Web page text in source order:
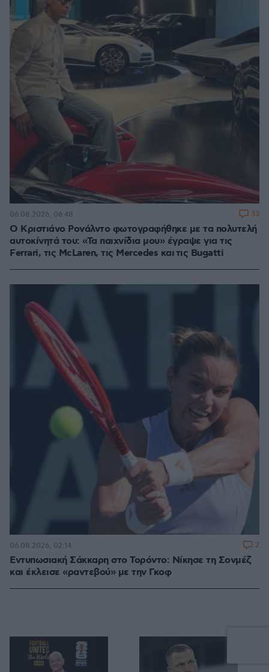
Ο Κριστιάνο Ρονάλντο φωτογραφήθηκε με τα πολυτελή
αυτοκίνητά του: «Τα παιχνίδια μου» έγραψε για τις
Ferrari, τις McLaren, τις Mercedes και τις Bugatti
06.08.2026, 06:48 33
Εντυπωσιακή Σάκκαρη στο Τορόντο: Νίκησε τη Σονμέζ
και έκλεισε «ραντεβού» με την Γκοφ
06.08.2026, 02:14 2